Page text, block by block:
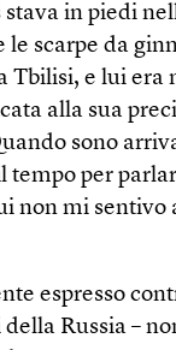
in piedi
le scarpe da
Tbilisi, e lui era
alla sua
sono
tempo per
non mi
espresso
Russia –